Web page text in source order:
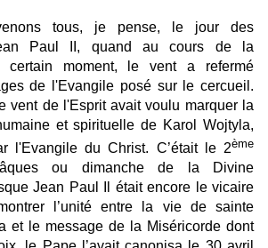
tous, je pense, le jour des
Paul II, quand au cours de la
certain moment, le vent a refermé
de l'Evangile posé sur le cercueil.
vent de l'Esprit avait voulu marquer la
et spirituelle de Karol Wojtyla,
l'Evangile du Christ. C’était le 2ème
ou dimanche de la Divine
Jean Paul Il était encore le vicaire
l’unité entre la vie de sainte
et le message de la Miséricorde dont